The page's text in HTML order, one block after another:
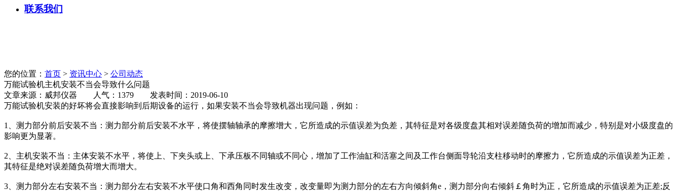
联系我们
您的位置： 首页 > 资讯中心 > 公司动态
万能试验机主机安装不当会导致什么问题
文章来源：威邦仪器 人气：1379 发表时间：2019-06-10
万能试验机安装的好坏将会直接影响到后期设备的运行，如果安装不当会导致机器出现问题，例如：
1、测力部分前后安装不当：测力部分前后安装不水平，将使摆轴轴承的摩擦增大，它所造成的示值误差为负差，其特征是对各级度盘其相对误差随负荷的增加而减少，特别是对小级度盘的
影响更为显著。
2、主机安装不当：主体安装不水平，将使上、下夹头或上、下承压板不同轴或不同心，增加了工作油缸和活塞之间及工作台侧面导轮沿支柱移动时的摩擦力，它所造成的示值误差为正差，
其特征是绝对误差随负荷增大而增大。
3、测力部分左右安装不当：测力部分左右安装不水平使口角和西角同时发生改变，改变量即为测力部分的左右方向倾斜角e，测力部分向右倾斜￡角时为正，它所造成的示值误差为正差;反